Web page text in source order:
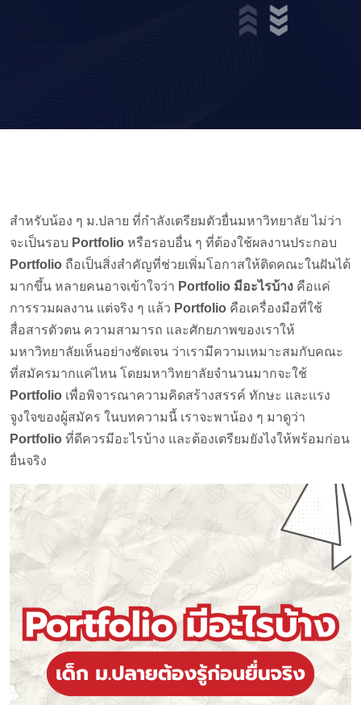
สำหรับน้อง ๆ ม.ปลาย ที่กำลังเตรียมตัวยื่นมหาวิทยาลัย ไม่ว่า
จะเป็นรอบ Portfolio หรือรอบอื่น ๆ ที่ต้องใช้ผลงานประกอบ
Portfolio ถือเป็นสิ่งสำคัญที่ช่วยเพิ่มโอกาสให้ติดคณะในฝันได้
มากขึ้น หลายคนอาจเข้าใจว่า Portfolio มีอะไรบ้าง คือแค่
การรวมผลงาน แต่จริง ๆ แล้ว Portfolio คือเครื่องมือที่ใช้
สื่อสารตัวตน ความสามารถ และศักยภาพของเราให้
มหาวิทยาลัยเห็นอย่างชัดเจน ว่าเรามีความเหมาะสมกับคณะ
ที่สมัครมากแค่ไหน โดยมหาวิทยาลัยจำนวนมากจะใช้
Portfolio เพื่อพิจารณาความคิดสร้างสรรค์ ทักษะ และแรง
จูงใจของผู้สมัคร ในบทความนี้ เราจะพาน้อง ๆ มาดูว่า
Portfolio ที่ดีควรมีอะไรบ้าง และต้องเตรียมยังไงให้พร้อมก่อน
ยื่นจริง